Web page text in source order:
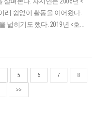
래 쉼없이 활동을 이어왔다.
넓히기도 했다. 2019년 <호
5 6 7 8
>>